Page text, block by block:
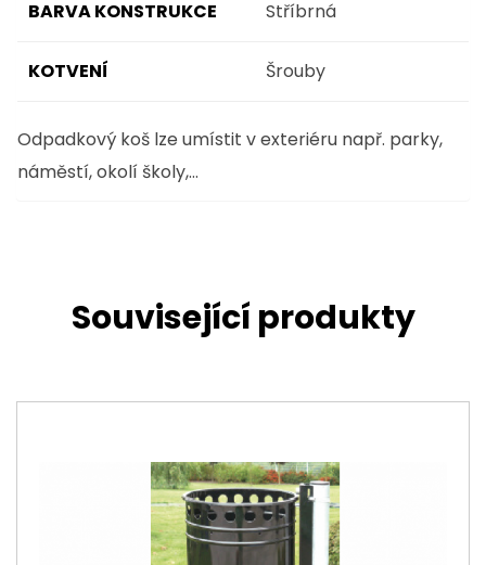
BARVA KONSTRUKCE Stříbrná
KOTVENÍ Šrouby
Odpadkový koš lze umístit v exteriéru např. parky,
náměstí, okolí školy,…
Související produkty